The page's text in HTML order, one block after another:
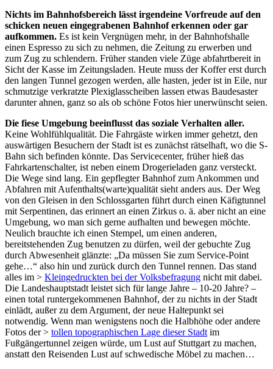
Nichts im Bahnhofsbereich lässt irgendeine Vorfreude auf den
schicken neuen eingegrabenen Bahnhof erkennen oder gar
aufkommen. Es ist kein Vergnügen mehr, in der Bahnhofshalle
einen Espresso zu sich zu nehmen, die Zeitung zu erwerben und
zum Zug zu schlendern. Früher standen viele Züge abfahrtbereit in
Sicht der Kasse im Zeitungsladen. Heute muss der Koffer erst durch
den langen Tunnel gezogen werden, alle hasten, jeder ist in Eile, nur
schmutzige verkratzte Plexiglasscheiben lassen etwas Baudesaster
darunter ahnen, ganz so als ob schöne Fotos hier unerwünscht seien.
Die fiese Umgebung beeinflusst das soziale Verhalten aller.
Keine Wohlfühlqualität. Die Fahrgäste wirken immer gehetzt, den
auswärtigen Besuchern der Stadt ist es zunächst rätselhaft, wo die S-
Bahn sich befinden könnte. Das Servicecenter, früher hieß das
Fahrkartenschalter, ist neben einem Drogerieladen ganz versteckt.
Die Wege sind lang. Ein gepflegter Bahnhof zum Ankommen und
Abfahren mit Aufenthalts(warte)qualität sieht anders aus. Der Weg
von den Gleisen in den Schlossgarten führt durch einen Käfigtunnel
mit Serpentinen, das erinnert an einen Zirkus o. ä. aber nicht an eine
Umgebung, wo man sich gerne aufhalten und bewegen möchte.
Neulich brauchte ich einen Stempel, um einen anderen,
bereitstehenden Zug benutzen zu dürfen, weil der gebuchte Zug
durch Abwesenheit glänzte: „Da müssen Sie zum Service-Point
gehe…“ also hin und zurück durch den Tunnel rennen. Das stand
alles im > Kleingedruckten bei der Volksbefragung nicht mit dabei.
Die Landeshauptstadt leistet sich für lange Jahre – 10-20 Jahre? –
einen total runtergekommenen Bahnhof, der zu nichts in der Stadt
einlädt, außer zu dem Argument, der neue Haltepunkt sei
notwendig. Wenn man wenigstens noch die Halbhöhe oder andere
Fotos der > tollen topographischen Lage dieser Stadt im
Fußgängertunnel zeigen würde, um Lust auf Stuttgart zu machen,
anstatt den Reisenden Lust auf schwedische Möbel zu machen…